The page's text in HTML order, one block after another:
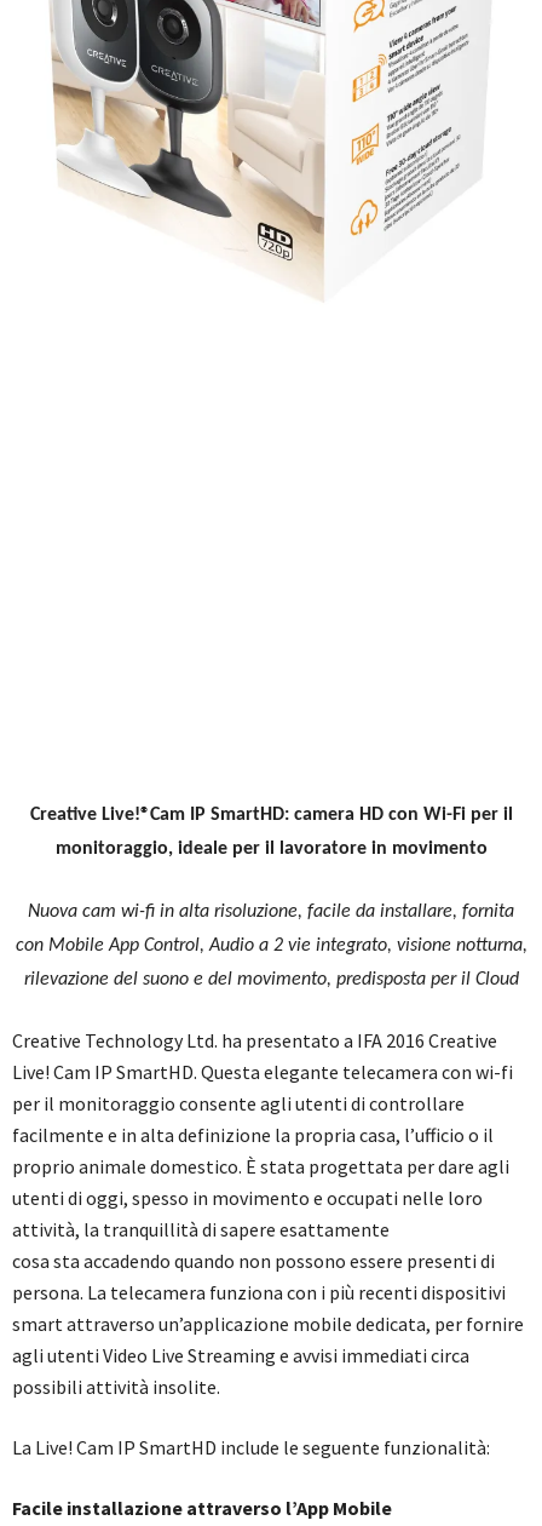
Creative Live!®Cam IP SmartHD: camera HD con Wi-Fi per il
monitoraggio, ideale per il lavoratore in movimento
Nuova cam wi-fi in alta risoluzione, facile da installare, fornita
con Mobile App Control, Audio a 2 vie integrato, visione notturna,
rilevazione del suono e del movimento, predisposta per il Cloud
Creative Technology Ltd. ha presentato a IFA 2016 Creative
Live! Cam IP SmartHD. Questa elegante telecamera con wi-fi
per il monitoraggio consente agli utenti di controllare
facilmente e in alta definizione la propria casa, l’ufficio o il
proprio animale domestico. È stata progettata per dare agli
utenti di oggi, spesso in movimento e occupati nelle loro
attività, la tranquillità di sapere esattamente
cosa sta accadendo quando non possono essere presenti di
persona. La telecamera funziona con i più recenti dispositivi
smart attraverso un’applicazione mobile dedicata, per fornire
agli utenti Video Live Streaming e avvisi immediati circa
possibili attività insolite.
La Live! Cam IP SmartHD include le seguente funzionalità:
Facile installazione attraverso l’App Mobile